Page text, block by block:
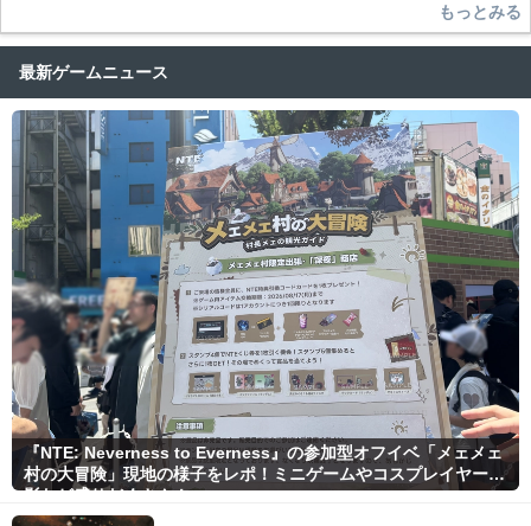
もっとみる
最新ゲームニュース
『NTE: Neverness to Everness』の参加型オフイベ「メェメェ
村の大冒険」現地の様子をレポ！ミニゲームやコスプレイヤー撮
影など盛りだくさん！